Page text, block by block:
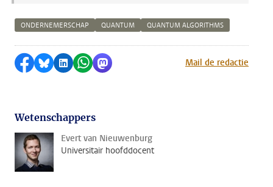
ONDERNEMERSCHAP QUANTUM QUANTUM ALGORITHMS
Delen op Facebook
Delen via Bluesky
Delen op LinkedIn
Delen via WhatsApp
Delen via MastodonMail de redactie
Wetenschappers
Evert van Nieuwenburg
Universitair hoofddocent